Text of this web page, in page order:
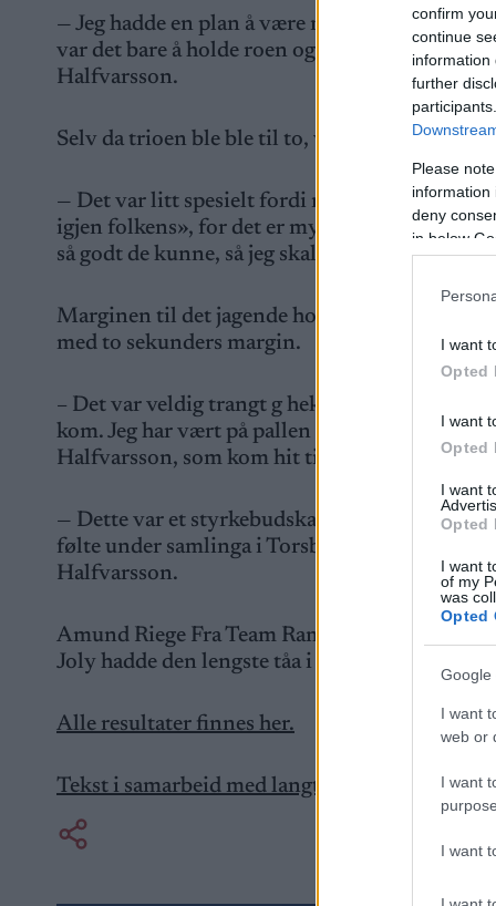
confirm
continue
information
further
Please
information
deny
in below
I want
Opted
I want
Opted
I want
Opted
I want
of my
was
Opted
Google
I want
web or
I want
I want
— Jeg hadde en plan å være med når ting
var det bare å holde roen og passe på og ikke
Halfvarsson.
Selv da trioen ble ble til to, var det
— Det var litt spesielt fordi man sjelden må gå
igjen folkens», for det er mye lettere hvis man
så godt de kunne, så jeg skal ikke legge noen
Marginen til det jagende hovedfeltet minket
med to sekunders margin.
– Det var veldig trangt g hektisk. Jeg holdt det
kom. Jeg har vært på pallen flere ganger her i
Halfvarsson, som kom hit til Trollhättan etter
— Dette var et styrkebudskap. Morsomt å
følte under samlinga i Torsby at jeg hadde
Halfvarsson.
Amund Riege Fra Team Ramudden tok en
Joly hadde den lengste tåa i kampen om den
Alle resultater finnes her.
Tekst i samarbeid med langt.se